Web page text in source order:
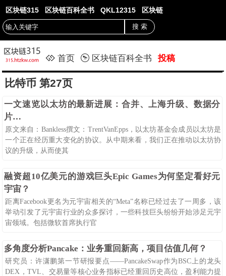
区块链315 区块链百科全书 QKL12315 区块链
首页 区块链百科全书 投稿
比特币 第27页
一文速览以太坊的最新进展：合并、上海升级、数据分
片…
原文来自：Bankless撰文：TrentVanEpps，以太坊基金会成员以太坊是
一个正在经历重大变化的协议。从中期来看，我们正在推动以太坊协
议的升级，从而使其
融资超10亿美元的游戏巨头Epic Games为何坚定看好元
宇宙？
距离Facebook更名为元宇宙相关的“Meta”名称已经过去了一周多，该
举动引发了元宇宙行业的众多探讨，一些科技巨头纷纷开始涉足元宇
宙领域。包括微软首席执行官
多角度分析Pancake：业务重回新高，项目估值几何？
研究员：许潇鹏第一节研报要点——PancakeSwap作为BSC上的龙头
DEX，TVL、交易量等核心业务指标已经重回历史高位，盈利能力提